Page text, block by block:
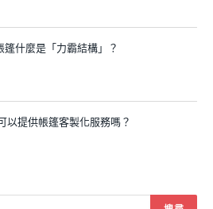
篷什麼是「力霸結構」？
以提供帳篷客製化服務嗎？